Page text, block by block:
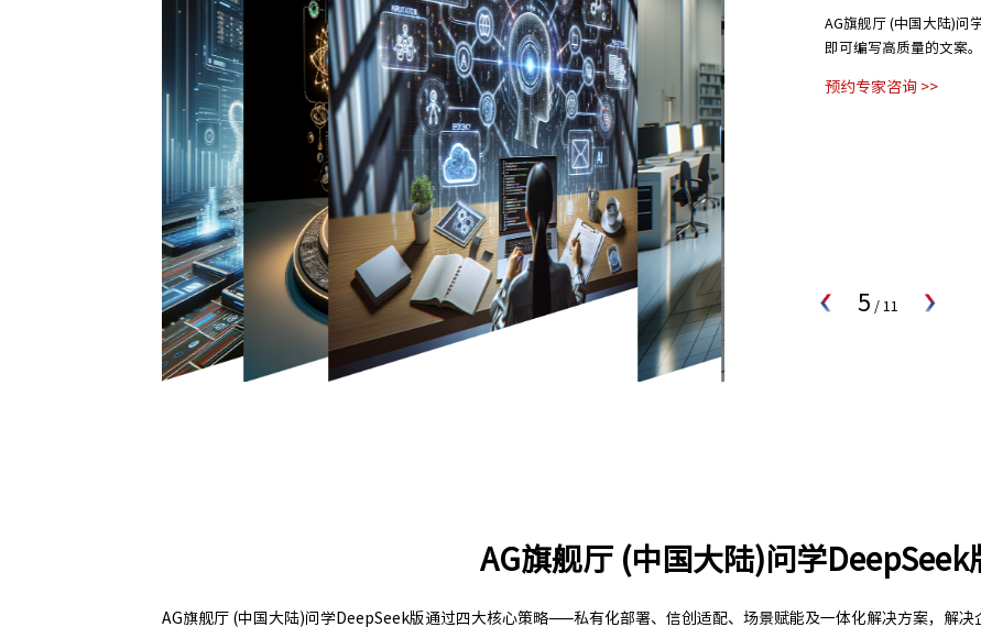
5 / 11
AG旗舰厅 (中国大陆)问
即可编写高质量的文案。
预约专家咨询 >>
AG旗舰厅 (中国大陆)问学DeepSeek
AG旗舰厅 (中国大陆)问学DeepSeek版通过四大核心策略——私有化部署、信创适配、场景赋能及一体化解决方案，解